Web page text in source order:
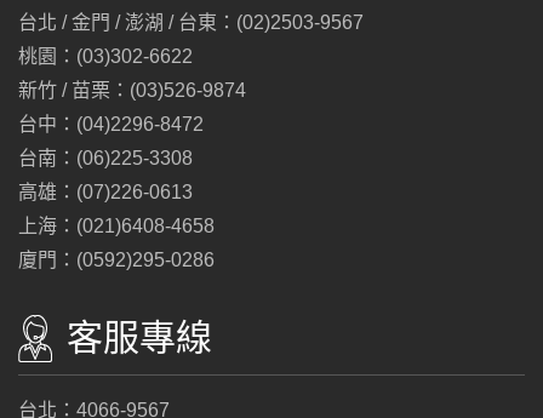
台北 / 金門 / 澎湖 / 台東：(02)2503-9567
桃園：(03)302-6622
新竹 / 苗栗：(03)526-9874
台中：(04)2296-8472
台南：(06)225-3308
高雄：(07)226-0613
上海：(021)6408-4658
廈門：(0592)295-0286
客服專線
台北：4066-9567